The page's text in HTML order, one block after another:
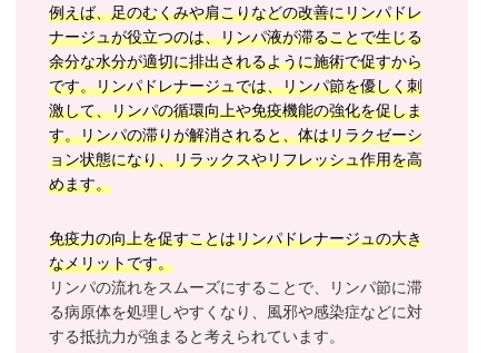
例えば、足のむくみや肩こりなどの改善にリンパドレ
ナージュが役立つのは、リンパ液が滞ることで生じる
余分な水分が適切に排出されるように施術で促すから
です。リンパドレナージュでは、リンパ節を優しく刺
激して、リンパの循環向上や免疫機能の強化を促しま
す。リンパの滞りが解消されると、体はリラクゼーシ
ョン状態になり、リラックスやリフレッシュ作用を高
めます。
免疫力の向上を促すことはリンパドレナージュの大き
なメリットです。
リンパの流れをスムーズにすることで、リンパ節に滞
る病原体を処理しやすくなり、風邪や感染症などに対
する抵抗力が強まると考えられています。